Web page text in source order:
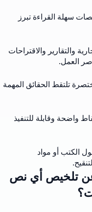
سهلة القراءة تبرز
والتقارير والاقتراحات
العمل.
تلتقط الحقائق المهمة
واضحة وقابلة للتنفيذ
الكتب أو مواد
تلخيص أي نص